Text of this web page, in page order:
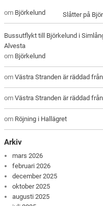
Slåtter på
om Björkelund
Bussutflykt till Björkelund i
Alvesta
om Björkelund
omVästra Stranden är räddad
omVästra Stranden är räddad
om Röjning i Hallägret
Arkiv
mars 2026
februari 2026
december 2025
oktober 2025
augusti 2025